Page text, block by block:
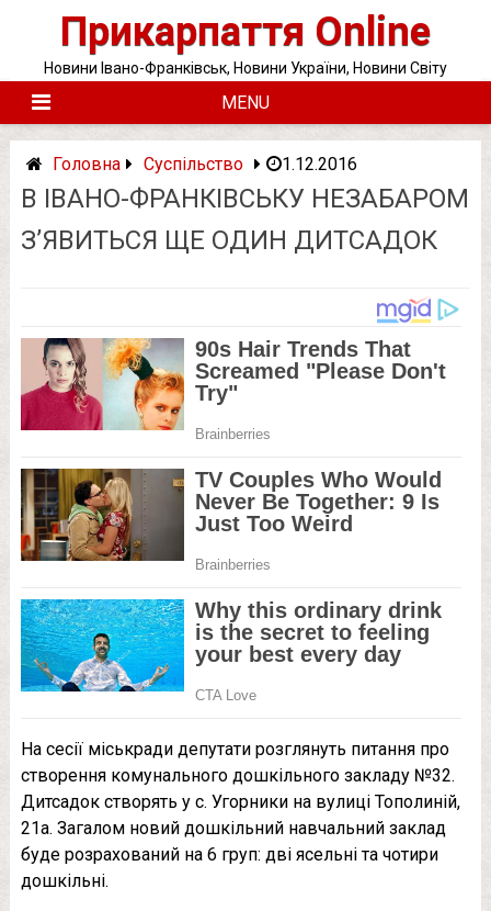
Прикарпаття Online
Новини Івано-Франківськ, Новини України, Новини Світу
MENU
Головна Суспільство 1.12.2016
В ІВАНО-ФРАНКІВСЬКУ НЕЗАБАРОМ
З’ЯВИТЬСЯ ЩЕ ОДИН ДИТСАДОК
На сесії міськради депутати розглянуть питання про
створення комунального дошкільного закладу №32.
Дитсадок створять у с. Угорники на вулиці Тополиній,
21а. Загалом новий дошкільний навчальний заклад
буде розрахований на 6 груп: дві ясельні та чотири
дошкільні.